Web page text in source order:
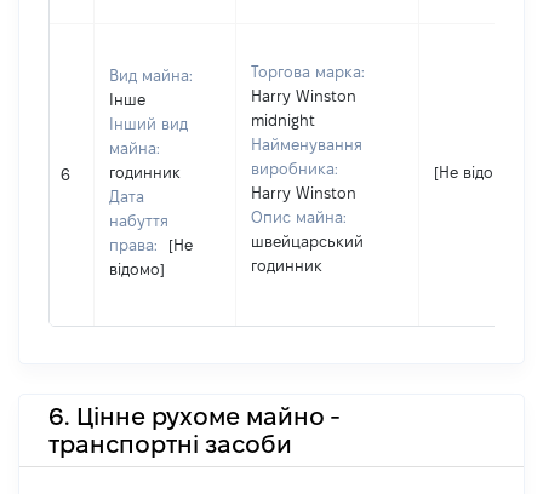
6
Вид майна:
Інше
Інший вид
майна:
годинник
Дата
набуття
права:
[Не
відомо]
Торгова марка:
Harry Winston
midnight
Найменування
виробника:
Harry Winston
Опис майна:
швейцарський
годинник
[Не відомо]
6. Цінне рухоме майно -
транспортні засоби